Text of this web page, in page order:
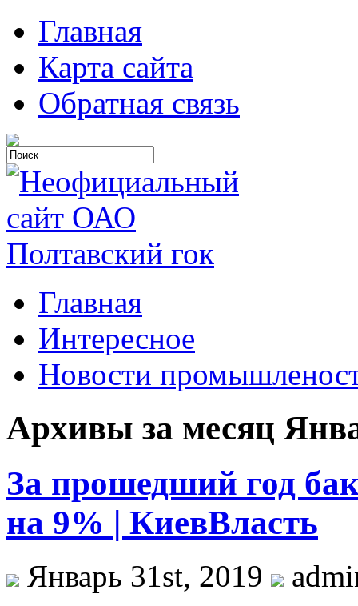
Главная
Карта сайта
Обратная связь
Главная
Интересное
Новости
Архивы за месяц
За прошедший год
на 9% | КиевВласть
Январь 31st, 2019